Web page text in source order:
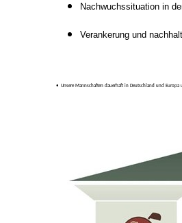
Nachwuchssituation in
Verankerung und
• Unsere Mannschaften dauerhaft in Deutschland und Europa